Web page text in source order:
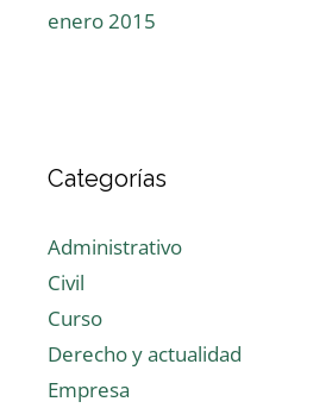
enero 2015
Categorías
Administrativo
Civil
Curso
Derecho y actualidad
Empresa